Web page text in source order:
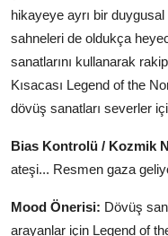
hikayeye ayrı bir
sahneleri de oldukça
sanatlarını kullanarak
Kısacası Legend of the
dövüş sanatları severler
Bias Kontrolü / Kozmik
ateşi... Resmen gaza
Mood Önerisi: Dövüş
arayanlar için Legend of